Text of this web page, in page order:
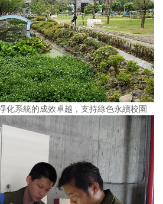
化系統的成效卓越，支持綠色永續校園